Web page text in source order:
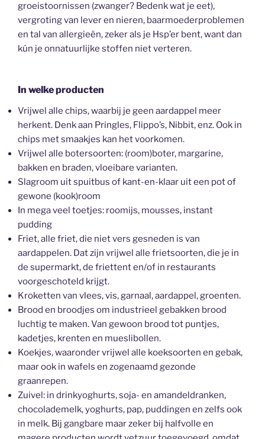
groeistoornissen (zwanger? Bedenk wat je eet),
vergroting van lever en nieren, baarmoederproblemen
en tal van allergieën, zeker als je Hsp’er bent, want dan
kún je onnatuurlijke stoffen niet verteren.
In welke producten
Vrijwel alle chips, waarbij je geen aardappel meer
herkent. Denk aan Pringles, Flippo’s, Nibbit, enz. Ook in
chips met smaakjes kan het voorkomen.
Vrijwel alle botersoorten: (room)boter, margarine,
bakken en braden, vloeibare varianten.
Slagroom uit spuitbus of kant-en-klaar uit een pot of
gewone (kook)room
In mega veel toetjes: roomijs, mousses, instant
pudding
Friet, alle friet, die niet vers gesneden is van
aardappelen. Dat zijn vrijwel alle frietsoorten, die je in
de supermarkt, de friettent en/of in restaurants
voorgeschoteld krijgt.
Kroketten van vlees, vis, garnaal, aardappel, groenten.
Brood en broodjes om industrieel gebakken brood
luchtig te maken. Van gewoon brood tot puntjes,
kadetjes, krenten en mueslibollen.
Koekjes, waaronder vrijwel alle koeksoorten en gebak,
maar ook in wafels en zogenaamd gezonde
graanrepen.
Zuivel: in drinkyoghurts, soja- en amandeldranken,
chocolademelk, yoghurts, pap, puddingen en zelfs ook
in melk. Bij gangbare maar zeker bij halfvolle en